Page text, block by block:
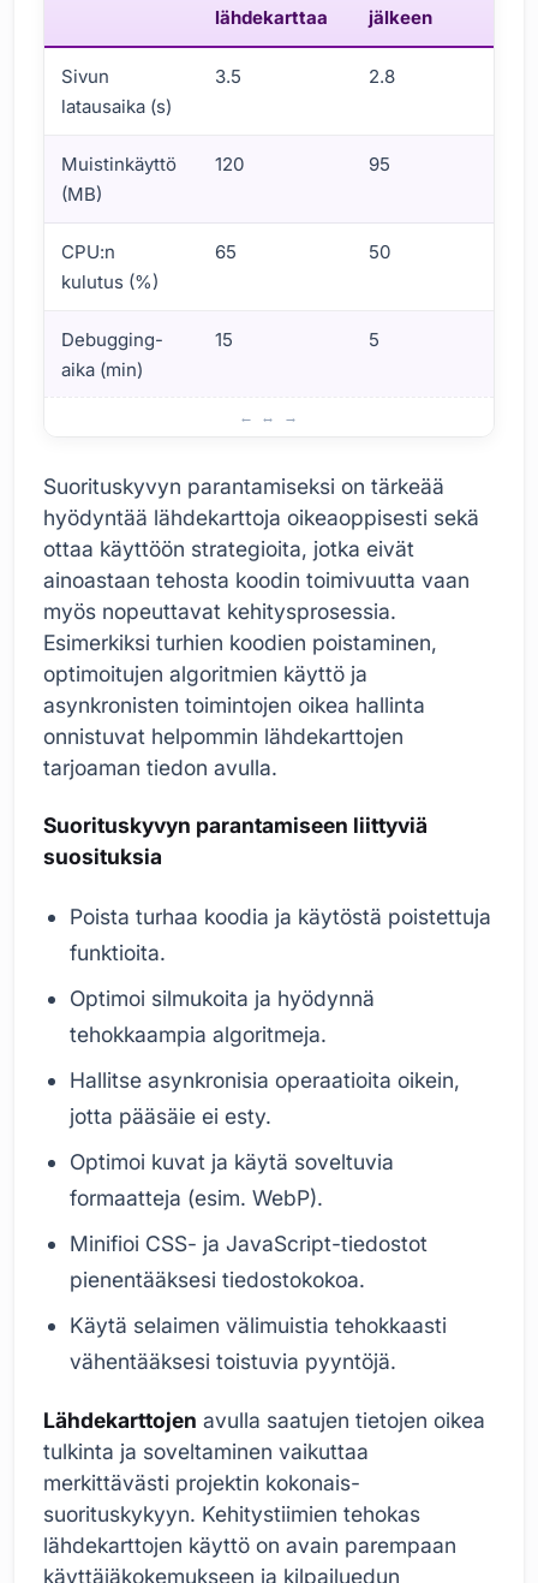
lähdekarttaa
jälkeen
Sivun
latausaika (s)
3.5 2.8
Muistinkäyttö
(MB)
120 95
CPU:n
kulutus (%)
65 50
Debugging-
aika (min)
15 5
Suorituskyvyn parantamiseksi on tärkeää
hyödyntää lähdekarttoja oikeaoppisesti sekä
ottaa käyttöön strategioita, jotka eivät
ainoastaan tehosta koodin toimivuutta vaan
myös nopeuttavat kehitysprosessia.
Esimerkiksi turhien koodien poistaminen,
optimoitujen algoritmien käyttö ja
asynkronisten toimintojen oikea hallinta
onnistuvat helpommin lähdekarttojen
tarjoaman tiedon avulla.
Suorituskyvyn parantamiseen liittyviä
suosituksia
Poista turhaa koodia ja käytöstä poistettuja
funktioita.
Optimoi silmukoita ja hyödynnä
tehokkaampia algoritmeja.
Hallitse asynkronisia operaatioita oikein,
jotta pääsäie ei esty.
Optimoi kuvat ja käytä soveltuvia
formaatteja (esim. WebP).
Minifioi CSS- ja JavaScript-tiedostot
pienentääksesi tiedostokokoa.
Käytä selaimen välimuistia tehokkaasti
vähentääksesi toistuvia pyyntöjä.
Lähdekarttojen avulla saatujen tietojen oikea
tulkinta ja soveltaminen vaikuttaa
merkittävästi projektin kokonais-
suorituskykyyn. Kehitystiimien tehokas
lähdekarttojen käyttö on avain parempaan
käyttäjäkokemukseen ja kilpailuedun